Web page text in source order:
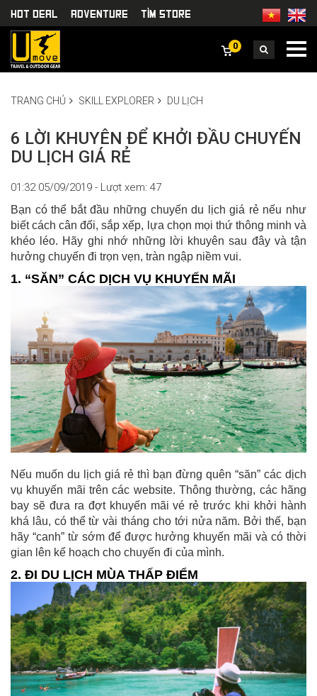
HOT DEAL Adventure TÌm Store
0
TRANG CHỦ SKILL EXPLORER DU LỊCH
6 LỜI KHUYÊN ĐỂ KHỞI ĐẦU CHUYẾN
DU LỊCH GIÁ RẺ
01:32 05/09/2019 - Lượt xem: 47
Bạn có thể bắt đầu những chuyến du lịch giá rẻ nếu như
biết cách cân đối, sắp xếp, lựa chọn mọi thứ thông minh và
khéo léo. Hãy ghi nhớ những lời khuyên sau đây và tận
hưởng chuyến đi trọn vẹn, tràn ngập niềm vui.
1. “SĂN” CÁC DỊCH VỤ KHUYẾN MÃI
Nếu muốn du lịch giá rẻ thì bạn đừng quên “săn” các dịch
vụ khuyến mãi trên các website. Thông thường, các hãng
bay sẽ đưa ra đợt khuyến mãi vé rẻ trước khi khởi hành
khá lâu, có thể từ vài tháng cho tới nửa năm. Bởi thế, bạn
hãy “canh” từ sớm để được hưởng khuyến mãi và có thời
gian lên kế hoạch cho chuyến đi của mình.
2. ĐI DU LỊCH MÙA THẤP ĐIỂM